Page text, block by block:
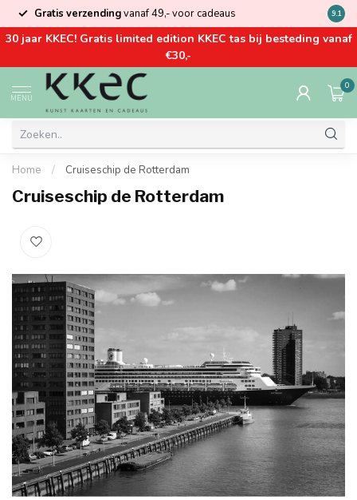
Gratis verzendingvanaf 49,- voor cadeaus Kom
9.1
30 jaar KKEC! Gratis limited edition KKEC tas bij besteding vanaf
€30,-
MENU
0
Home / Cruiseschip de Rotterdam
Cruiseschip de Rotterdam